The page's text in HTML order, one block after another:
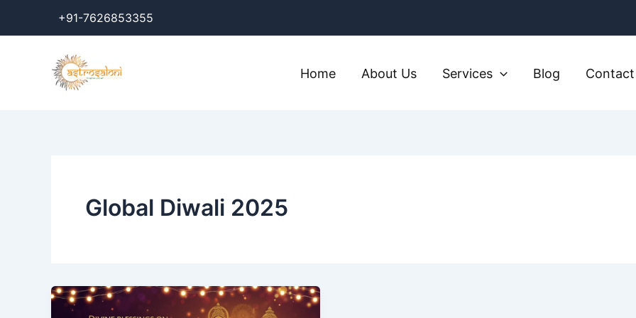
+91-7626853355
Home About Us Services Blog
Global Diwali 2025